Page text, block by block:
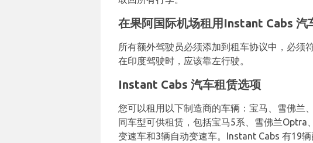
在果阿国际机场租用Instant Cabs 汽
所有额外驾驶员必须添加到租车协议中，必须
在印度驾驶时，应该靠左行驶。
Instant Cabs 汽车租赁选项
您可以租用以下制造商的车辆：宝马、雪佛兰
同车型可供租赁，包括宝马5系、雪佛兰
变速车和3辆自动变速车。Instant Cabs 有19辆